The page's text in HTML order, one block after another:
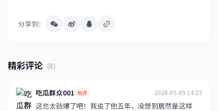
分享到：
精彩评论 (8)
吃瓜群众001 热评 2026-05-09 14:23
这也太劲爆了吧！我追了他五年，没想到居然是这样